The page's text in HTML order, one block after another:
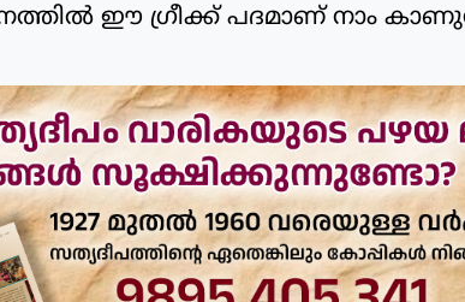
ഈ ഗ്രീക്ക് പദമാണ് നാം